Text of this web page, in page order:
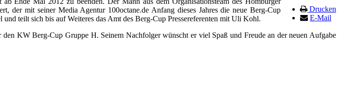
Drucken
E-Mail
der mit seiner Media Agentur 100octane.de Anfang dieses Jahres die neue Berg-Cup
teilt sich bis auf Weiteres das Amt des Berg-Cup Pressereferenten mit Uli Kohl.
KW Berg-Cup Gruppe H. Seinem Nachfolger wünscht er viel Spaß und Freude an der neuen Aufgabe